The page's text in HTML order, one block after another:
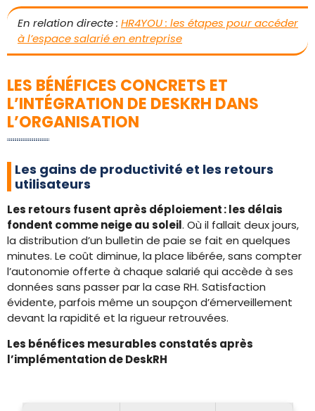
En relation directe : HR4YOU : les étapes pour accéder
à l’espace salarié en entreprise
LES BÉNÉFICES CONCRETS ET
L’INTÉGRATION DE DESKRH DANS
L’ORGANISATION
Les gains de productivité et les retours
utilisateurs
Les retours fusent après déploiement : les délais
fondent comme neige au soleil. Où il fallait deux jours,
la distribution d’un bulletin de paie se fait en quelques
minutes. Le coût diminue, la place libérée, sans compter
l’autonomie offerte à chaque salarié qui accède à ses
données sans passer par la case RH. Satisfaction
évidente, parfois même un soupçon d’émerveillement
devant la rapidité et la rigueur retrouvées.
Les bénéfices mesurables constatés après
l’implémentation de DeskRH